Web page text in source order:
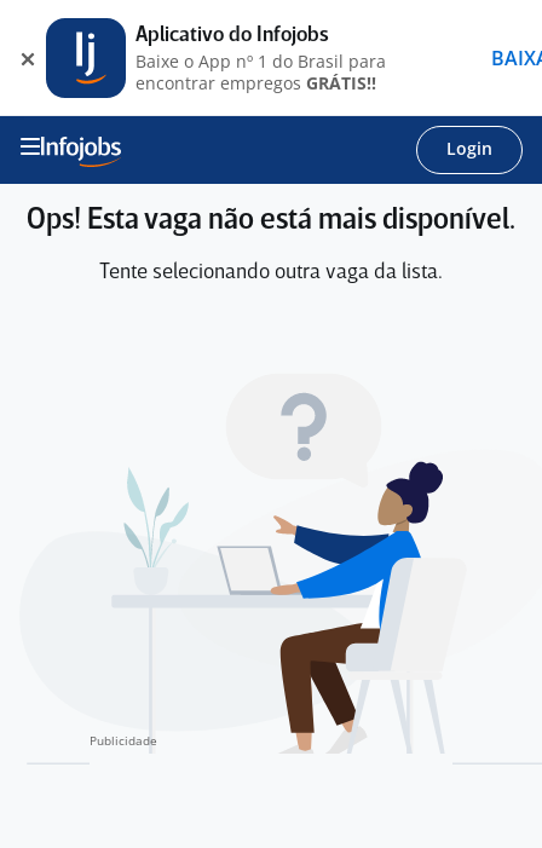
Login
Ops! Esta vaga não está mais disponível.
Tente selecionando outra vaga da lista.
Aplicativo do Infojobs
Baixe o App nº 1 do Brasil para
encontrar empregos GRÁTIS!!